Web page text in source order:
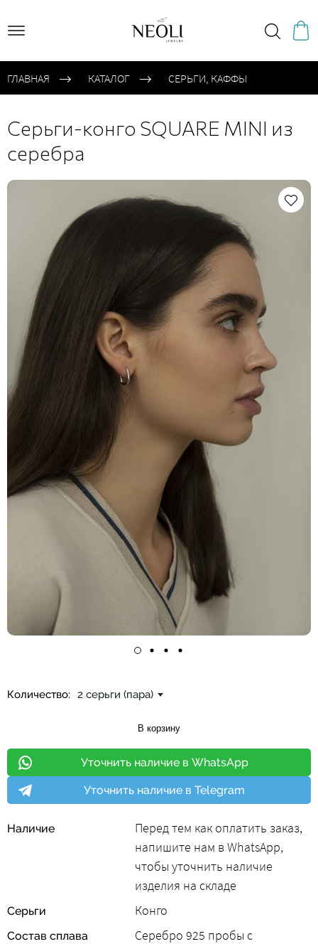
ГЛАВНАЯ КАТАЛОГ CЕРЬГИ, КАФФЫ
Cерьги-конго SQUARE MINI из
серебра
Количество: 2 серьги (пара)
В корзину
Уточнить наличие в WhatsApp
Уточнить наличие в Telegram
Наличие
Перед тем как оплатить заказ,
напишите нам в WhatsApp,
чтобы уточнить наличие
изделия на складе
Серьги Конго
Состав сплава
Серебро 925 пробы с